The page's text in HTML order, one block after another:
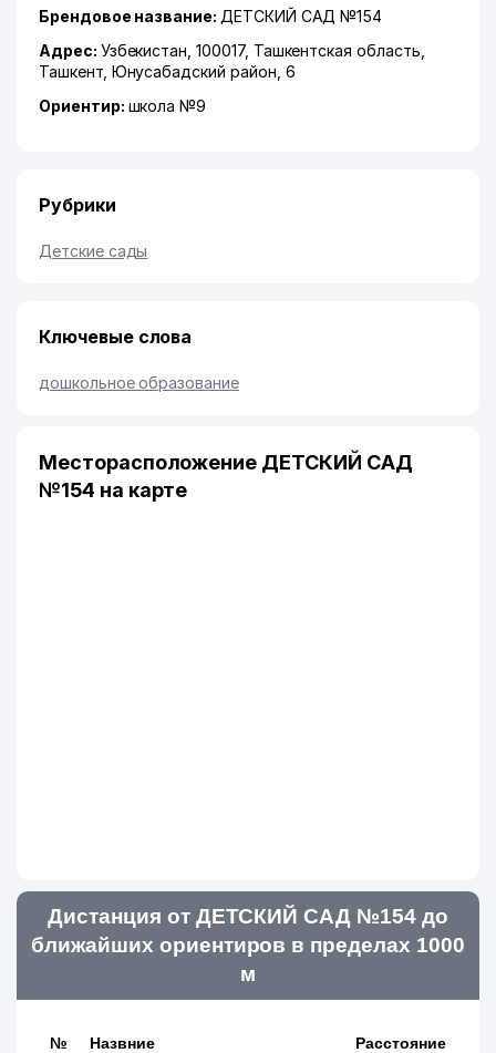
Брендовое название: ДЕТСКИЙ САД №154
Адрес: Узбекистан, 100017, Ташкентская область
Ташкент, Юнусабадский район , 6
Ориентир: школа №9
Рубрики
Детские сады
Ключевые слова
дошкольное образование
Месторасположение ДЕТСКИЙ САД
№154 на карте
Дистанция от ДЕТСКИЙ САД №154 до
ближайших ориентиров в пределах 1000
м
№ Назвние Расстояние